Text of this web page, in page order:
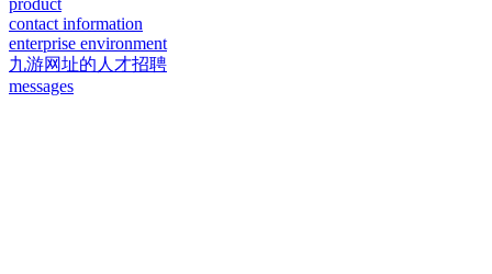
contact information
enterprise environment
九游网址的人才招聘
messages